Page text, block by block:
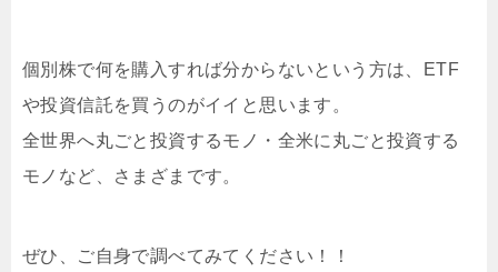
個別株で何を購入すれば分からないという方は、ETF
や投資信託を買うのがイイと思います。
全世界へ丸ごと投資するモノ・全米に丸ごと投資する
モノなど、さまざまです。
ぜひ、ご自身で調べてみてください！！